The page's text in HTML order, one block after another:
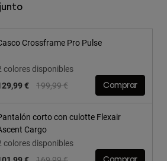
Crossframe Pro Pulse
colores disponibles
Price reduced from
199,99 €to
€ Comprar
corto con culotte Flexair
Cargo
colores disponibles